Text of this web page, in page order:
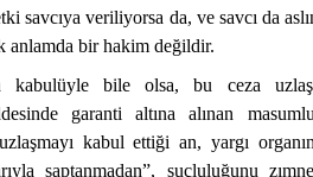
savcıya veriliyorsa da, ve savcı da
anlamda bir hakim değildir.
kabulüyle bile olsa, bu ceza
garanti altına alınan
kabul ettiği an, yargı
saptanmadan”, suçluluğunu